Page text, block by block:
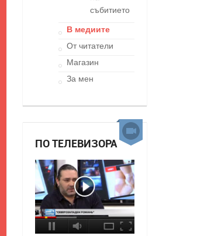
събитието
В медиите
От читатели
Магазин
За мен
ПО ТЕЛЕВИЗОРА